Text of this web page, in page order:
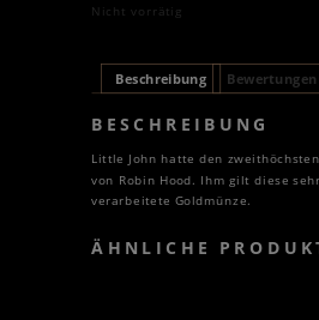
Nicht vorrätig
Beschreibung Bewertungen
BESCHREIBUNG
Little John hatte den
von Robin Hood. Ihm gilt diese
verarbeitete Goldmünze.
ÄHNLICHE